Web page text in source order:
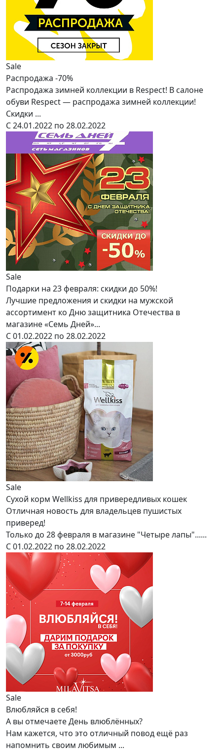
Sale
Распродажа -70%
Распродажа зимней коллекции в Respect! В салоне
обуви Respect — распродажа зимней коллекции!
Скидки ...
С 24.01.2022 по 28.02.2022
Sale
Подарки на 23 февраля: скидки до 50%!
Лучшие предложения и скидки на мужской
ассортимент ко Дню защитника Отечества в
магазине «Семь Дней»...
С 01.02.2022 по 28.02.2022
Sale
Сухой корм Wellkiss для привередливых кошек
Отличная новость для владельцев пушистых
приверед!
Только до 28 февраля в магазине "Четыре лапы"......
С 01.02.2022 по 28.02.2022
Sale
Влюбляйся в себя!
А вы отмечаете День влюблённых?
Нам кажется, что это отличный повод ещё раз
напомнить своим любимым ...